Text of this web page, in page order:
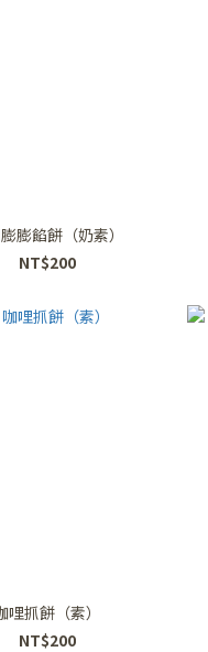
膨餡餅（奶素）
NT$200
哩抓餅（素）
NT$200